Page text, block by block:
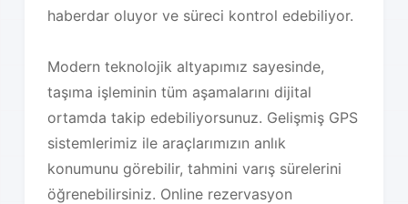
haberdar oluyor ve süreci kontrol edebiliyor.
Modern teknolojik altyapımız sayesinde,
taşıma işleminin tüm aşamalarını dijital
ortamda takip edebiliyorsunuz. Gelişmiş GPS
sistemlerimiz ile araçlarımızın anlık
konumunu görebilir, tahmini varış sürelerini
öğrenebilirsiniz. Online rezervasyon